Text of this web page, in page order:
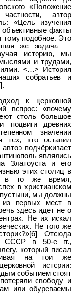
«Положение
автор
«Цель изучения
объективные факты
тому подобное. Это
же задача —
историю, мы
и трудами,
<…> История
собратьев и
к церковной
вопрос: «почему
столь большое
древних
значении
тех, кто оставил
подчёркивает
являлись
Златоуста и его
этих столиц в
в то же время,
в христианском
пустыни, мы должны
из первых мест в
здесь идёт не о
Не их искал
Не того же
Отсюда
СССР в 50-е гг.,
который писал
на той же
истории:
событием стоят
свободу и
или обуреваемы